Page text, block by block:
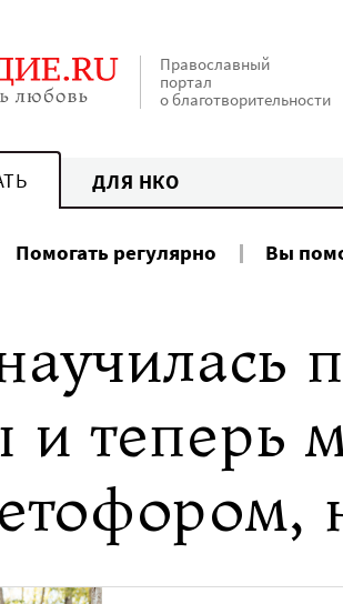
Православный
портал
о благотворительности
ДЛЯ НКО
Помогать регулярно Вы
теперь